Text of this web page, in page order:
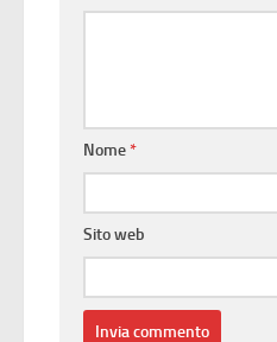
Nome*
Sito web